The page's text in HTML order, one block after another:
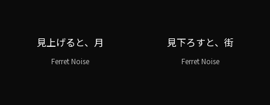
見上げると、月
Ferret Noise
見下ろすと、街
Ferret Noise